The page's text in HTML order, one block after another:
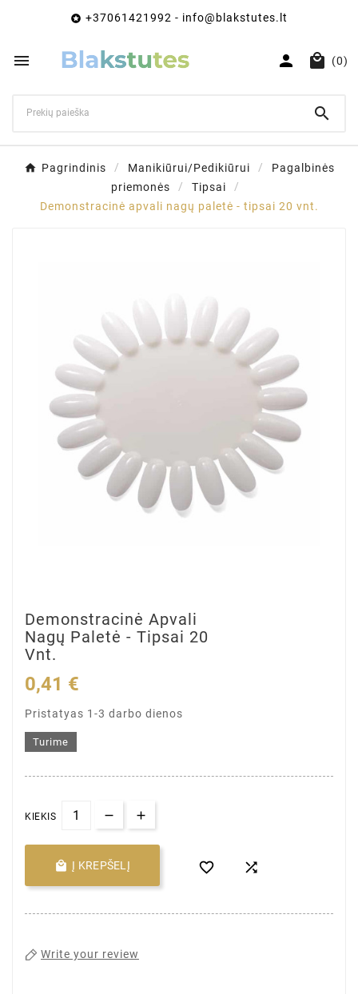
 +37061421992 - info@blakstutes.lt
   (0)

Pagrindinis Manikiūrui/Pedikiūrui
Pagalbinės
priemonės
Tipsai
Demonstracinė apvali nagų paletė - tipsai 20 vnt.
Demonstracinė Apvali
Nagų Paletė - Tipsai 20
Vnt.
0,41 €
Pristatyas 1-3 darbo dienos
Turime
KIEKIS
 Į KREPŠELĮ  
Write your review